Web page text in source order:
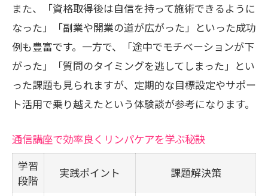
また、「資格取得後は自信を持って施術できるように
なった」「副業や開業の道が広がった」といった成功
例も豊富です。一方で、「途中でモチベーションが下
がった」「質問のタイミングを逃してしまった」とい
った課題も見られますが、定期的な目標設定やサポー
ト活用で乗り越えたという体験談が参考になります。
通信講座で効率良くリンパケアを学ぶ秘訣
学習
段階
実践ポイント 課題解決策